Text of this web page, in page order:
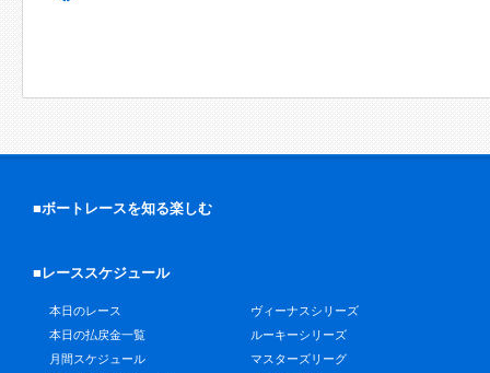
■ボートレースを知る楽しむ
■レーススケジュール
本日のレース
本日の払戻金一覧
月間スケジュール
ヴィーナスシリーズ
ルーキーシリーズ
マスターズリーグ